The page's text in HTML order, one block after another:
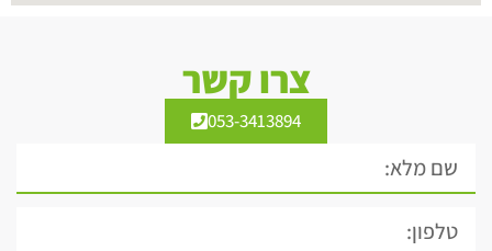
צרו קשר
053-3413894